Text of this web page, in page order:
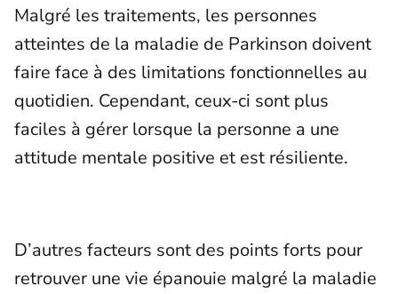
Malgré les traitements, les personnes
atteintes de la maladie de Parkinson doivent
faire face à des limitations fonctionnelles au
quotidien. Cependant, ceux-ci sont plus
faciles à gérer lorsque la personne a une
attitude mentale positive et est résiliente.
D’autres facteurs sont des points forts pour
retrouver une vie épanouie malgré la maladie